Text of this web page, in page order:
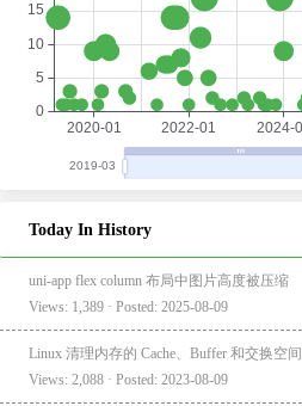
Today In History
uni-app flex column 布局中图片高度被压缩
Views: 1,389 · Posted: 2025-08-09
Linux 清理内存的 Cache、Buffer 和交换空间
Views: 2,088 · Posted: 2023-08-09